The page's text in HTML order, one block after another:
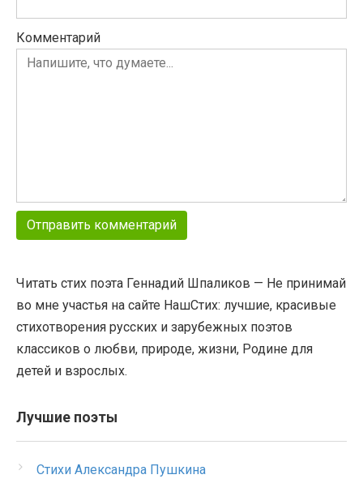
Комментарий
Читать стих поэта Геннадий Шпаликов — Не принимай
во мне участья на сайте НашСтих: лучшие, красивые
стихотворения русских и зарубежных поэтов
классиков о любви, природе, жизни, Родине для
детей и взрослых.
Лучшие поэты
Стихи Александра Пушкина